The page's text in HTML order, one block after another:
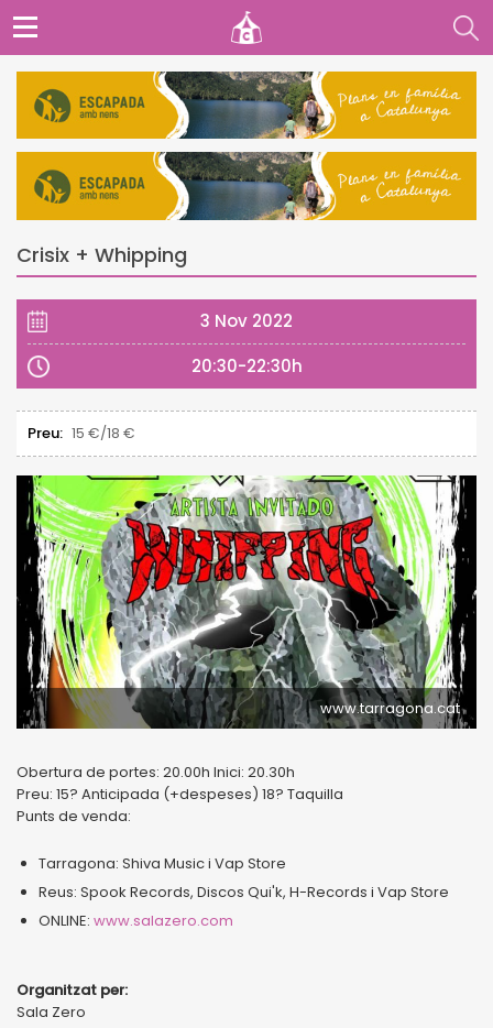
Crisix + Whipping
3 Nov 2022
20:30-22:30h
Preu: 15 €/18 €
www.tarragona.cat
Obertura de portes: 20.00h Inici: 20.30h
Preu: 15? Anticipada (+despeses) 18? Taquilla
Punts de venda:
Tarragona: Shiva Music i Vap Store
Reus: Spook Records, Discos Qui'k, H-Records i Vap Store
ONLINE: www.salazero.com
Organitzat per:
Sala Zero